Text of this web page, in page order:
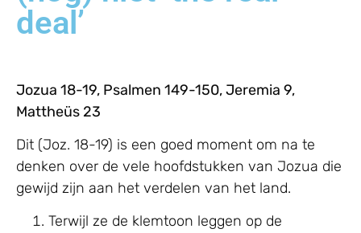
deal’
Jozua 18-19, Psalmen 149-150, Jeremia 9,
Mattheüs 23
Dit (Joz. 18-19) is een goed moment om na te
denken over de vele hoofdstukken van Jozua die
gewijd zijn aan het verdelen van het land.
Terwijl ze de klemtoon leggen op de